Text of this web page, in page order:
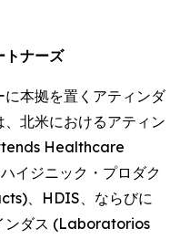
トナーズ
本拠を置くアティンダ
北米におけるアティン
Healthcare
イジニック・プロダク
、HDIS、ならびに
ンダス (Laboratorios